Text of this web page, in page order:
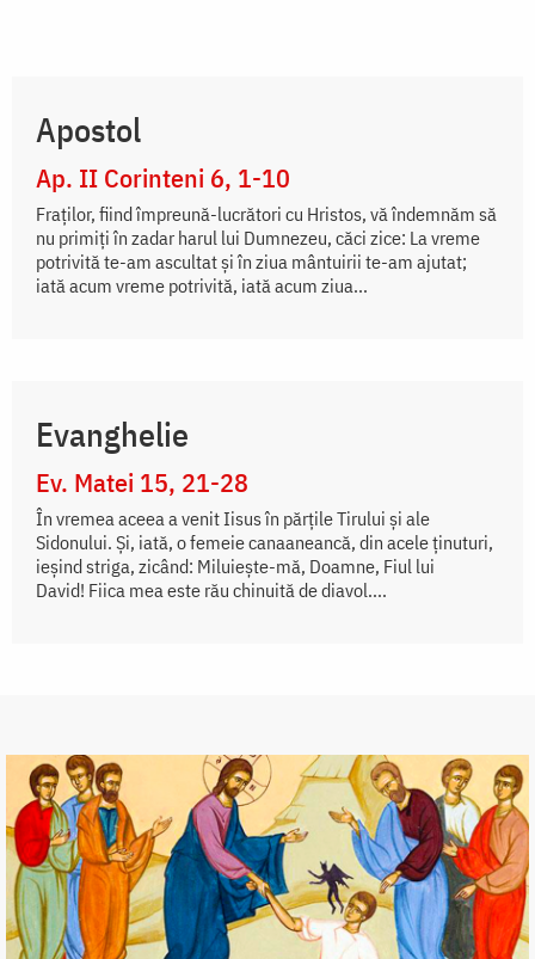
Apostol
Ap. II Corinteni 6, 1-10
Fraților, fiind împreună-lucrători cu Hristos, vă îndemnăm să
nu primiți în zadar harul lui Dumnezeu, căci zice: La vreme
potrivită te-am ascultat și în ziua mântuirii te-am ajutat;
iată acum vreme potrivită, iată acum ziua...
Evanghelie
Ev. Matei 15, 21-28
În vremea aceea a venit Iisus în părțile Tirului și ale
Sidonului. Și, iată, o femeie canaaneancă, din acele ținuturi,
ieșind striga, zicând: Miluiește-mă, Doamne, Fiul lui
David! Fiica mea este rău chinuită de diavol....